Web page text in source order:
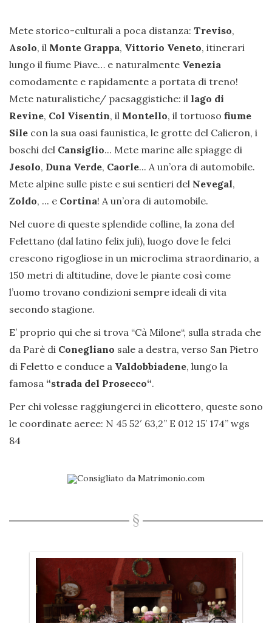
Mete storico-culturali a poca distanza: Treviso,
Asolo, il Monte Grappa, Vittorio Veneto, itinerari
lungo il fiume Piave… e naturalmente Venezia
comodamente e rapidamente a portata di treno!
Mete naturalistiche/ paesaggistiche: il lago di
Revine, Col Visentin, il Montello, il tortuoso fiume
Sile con la sua oasi faunistica, le grotte del Calieron, i
boschi del Cansiglio... Mete marine alle spiagge di
Jesolo, Duna Verde, Caorle... A un’ora di automobile.
Mete alpine sulle piste e sui sentieri del Nevegal,
Zoldo, ... e Cortina! A un’ora di automobile.
Nel cuore di queste splendide colline, la zona del
Felettano (dal latino felix juli), luogo dove le felci
crescono rigogliose in un microclima straordinario, a
150 metri di altitudine, dove le piante così come
l’uomo trovano condizioni sempre ideali di vita
secondo stagione.
E’ proprio qui che si trova “Cà Milone“, sulla strada che
da Parè di Conegliano sale a destra, verso San Pietro
di Feletto e conduce a Valdobbiadene, lungo la
famosa “strada del Prosecco“.
Per chi volesse raggiungerci in elicottero, queste sono
le coordinate aeree: N 45 52′ 63,2” E 012 15’ 174’’ wgs
84